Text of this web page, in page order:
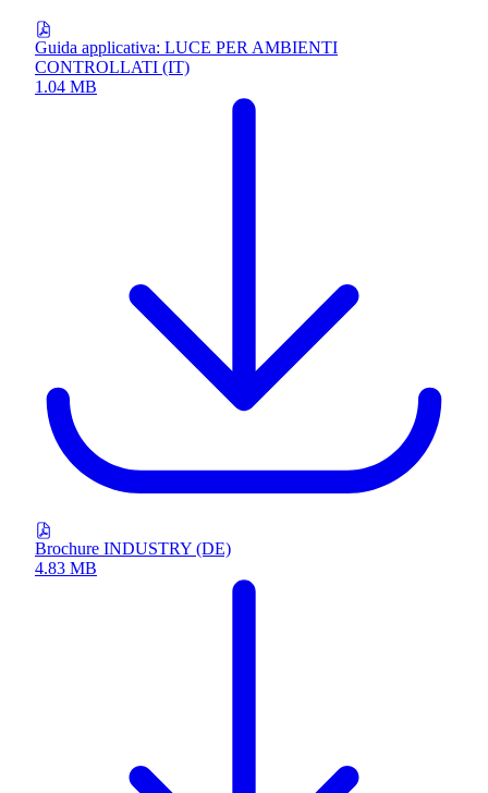
Guida applicativa: LUCE PER AMBIENTI
CONTROLLATI (IT)
1.04 MB
Brochure INDUSTRY (DE)
4.83 MB